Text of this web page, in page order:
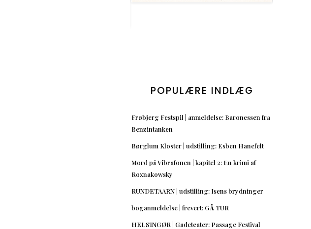
POPULÆRE INDLÆG
Frøbjerg Festspil | anmeldelse: Baronessen fra
Benzintanken
Børglum Kloster | udstilling: Esben Hanefelt
Mord på Vibrafonen | kapitel 2: En krimi af
Roxnakowsky
RUNDETAARN | udstilling: Isens brydninger
boganmeldelse | frevert: GÅ TUR
HELSINGØR | Gadeteater: Passage Festival